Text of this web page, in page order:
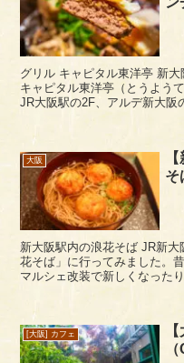
グリル キャピタル東洋亭 新大阪店 新大阪駅にある洋食店、
キャピタル東洋亭（とうよう
JR大阪駅の2F、アルデ新大阪
大阪
そ
新大阪駅内の浪花そば JR新大阪駅の中にあるそば・うどん店、「浪
花そば」に行ってみました。
マルシェ改装で新しくなった
[大阪] カフェ